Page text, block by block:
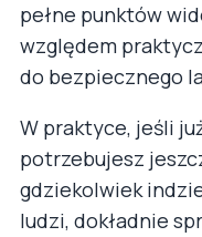
pełne punktów
względem
do bezpiecznego
W praktyce, jeśli
potrzebujesz
gdziekolwiek
ludzi, dokładnie